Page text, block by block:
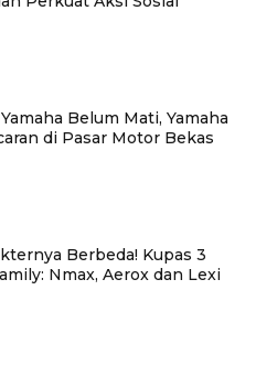
Belum Mati, Yamaha
di Pasar Motor Bekas
Berbeda! Kupas 3
Nmax, Aerox dan Lexi